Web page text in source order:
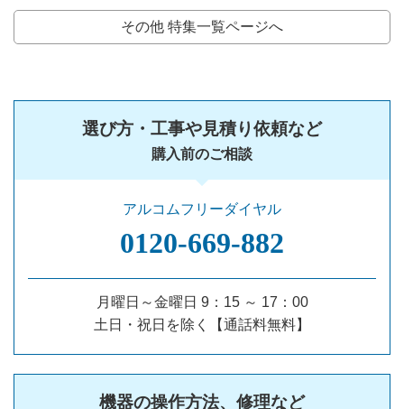
その他 特集一覧ページへ
選び方・工事や見積り依頼など
購入前のご相談
アルコムフリーダイヤル
0120‐669‐882
月曜日～金曜日 9：15 ～ 17：00
土日・祝日を除く【通話料無料】
機器の操作方法、修理など